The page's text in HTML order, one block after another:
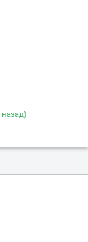
назад)